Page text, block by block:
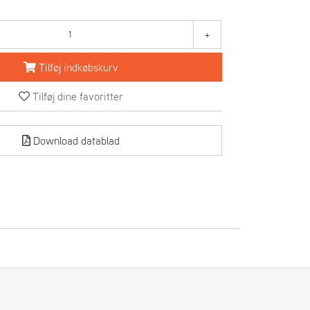
+
Tilføj indkøbskurv
Tilføj dine favoritter
Download datablad